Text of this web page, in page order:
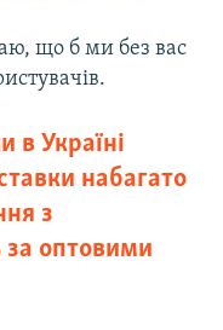
що б ми без вас
в Україні
набагато
з
за оптовими